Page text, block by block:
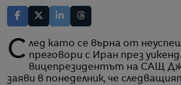
След като се върна от неуспешните преговори с Иран през
вицепрезидентът на САЩ
заяви в понеделник, че